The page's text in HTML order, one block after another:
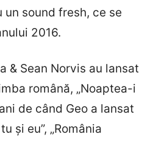
sound fresh, ce se
2016.
& Sean Norvis au lansat
română, „Noaptea-i
de când Geo a lansat
şi eu”, „România